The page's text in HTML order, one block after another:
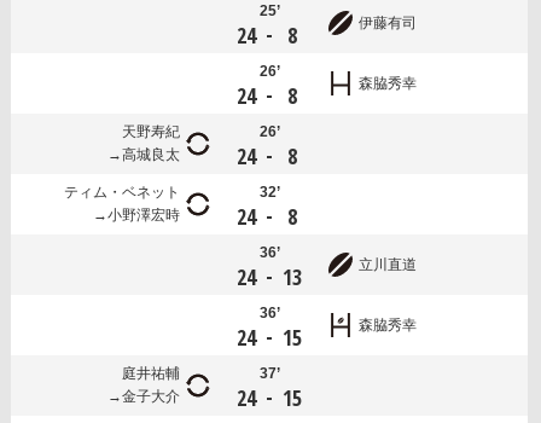
25’
24 - 8 伊藤有司
26’
24 - 8 森脇秀幸
天野寿紀
高城良太
26’
24 - 8
ティム・ベネット
小野澤宏時
32’
24 - 8
36’
24 - 13 立川直道
36’
24 - 15 森脇秀幸
庭井祐輔
金子大介
37’
24 - 15